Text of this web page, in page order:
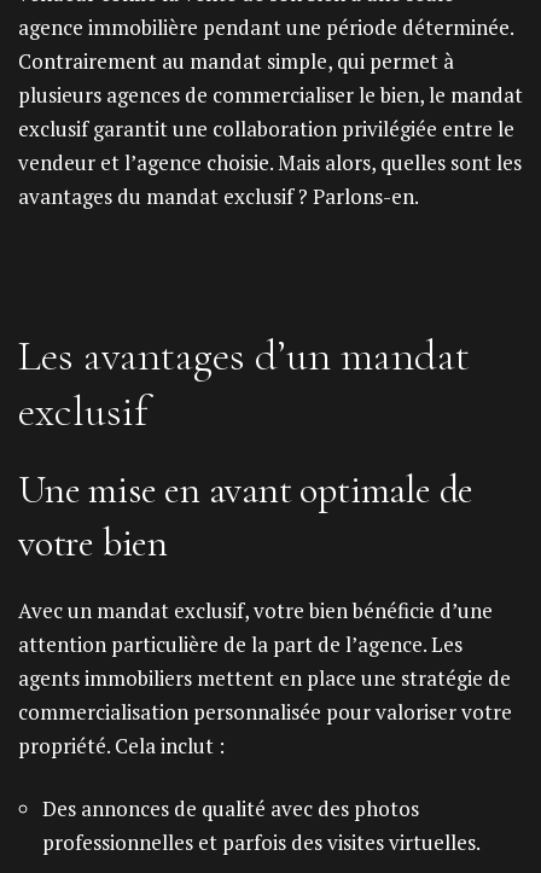
agence immobilière pendant une période déterminée.
Contrairement au mandat simple, qui permet à
plusieurs agences de commercialiser le bien, le mandat
exclusif garantit une collaboration privilégiée entre le
vendeur et l’agence choisie. Mais alors, quelles sont les
avantages du mandat exclusif ? Parlons-en.
Les avantages d’un mandat
exclusif
Une mise en avant optimale de
votre bien
Avec un mandat exclusif, votre bien bénéficie d’une
attention particulière de la part de l’agence. Les
agents immobiliers mettent en place une stratégie de
commercialisation personnalisée pour valoriser votre
propriété. Cela inclut :
Des annonces de qualité avec des photos
professionnelles et parfois des visites virtuelles.